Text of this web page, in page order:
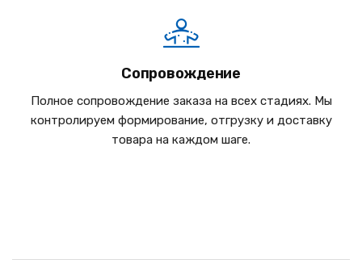
Сопровождение
Полное сопровождение заказа на всех стадиях. Мы
контролируем формирование, отгрузку и доставку
товара на каждом шаге.